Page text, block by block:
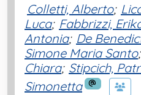
Colletti, Alberto;
Luca; Fabbrizzi,
Antonia; De
Simone Maria Santo;
Chiara; Stipcich,
Simonetta